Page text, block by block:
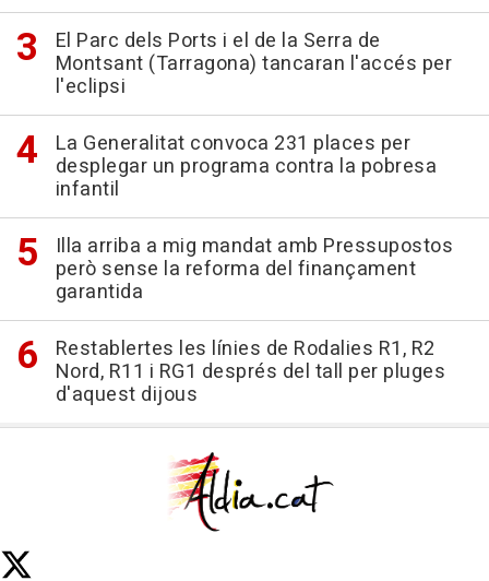
El Parc dels Ports i el de la Serra de
Montsant (Tarragona) tancaran l'accés per
l'eclipsi
La Generalitat convoca 231 places per
desplegar un programa contra la pobresa
infantil
Illa arriba a mig mandat amb Pressupostos
però sense la reforma del finançament
garantida
Restablertes les línies de Rodalies R1, R2
Nord, R11 i RG1 després del tall per pluges
d'aquest dijous